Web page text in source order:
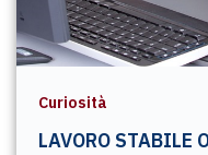
Curiosità
LAVORO STABILE